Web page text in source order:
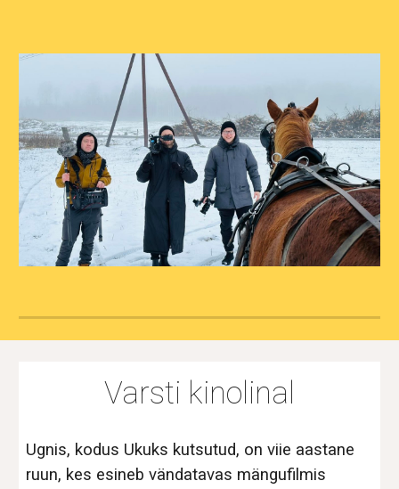
Varsti kinolinal
Ugnis, kodus Ukuks kutsutud, on viie aastane
ruun, kes esineb vändatavas mängufilmis